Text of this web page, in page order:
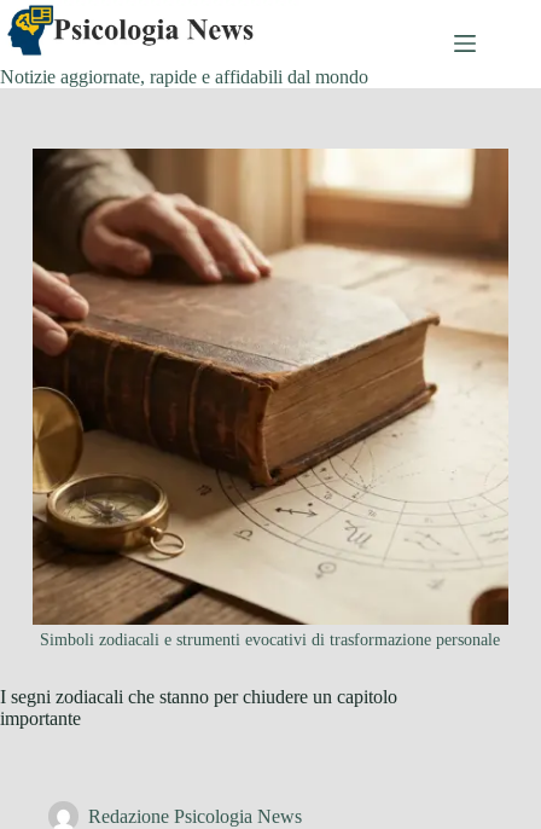
Salta
al
contenuto
Notizie aggiornate, rapide e affidabili dal mondo
Simboli zodiacali e strumenti evocativi di trasformazione personale
I segni zodiacali che stanno per chiudere un capitolo
importante
Redazione Psicologia News